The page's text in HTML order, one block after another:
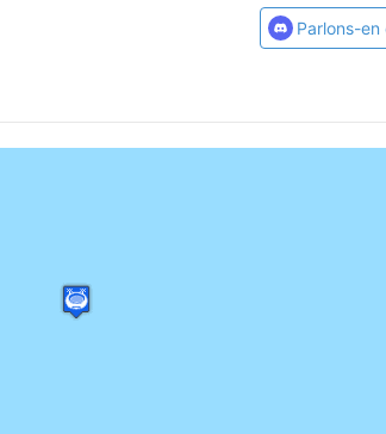
Parlons-en